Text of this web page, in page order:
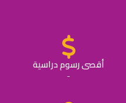
أقصى رسوم دراسية
-